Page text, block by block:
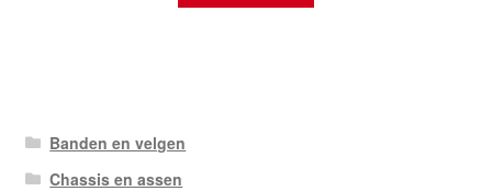
Banden en velgen
Chassis en assen